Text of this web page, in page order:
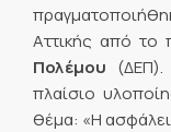
Αττικής από το
Πολέμου
πλαίσιο
θέμα: «Η